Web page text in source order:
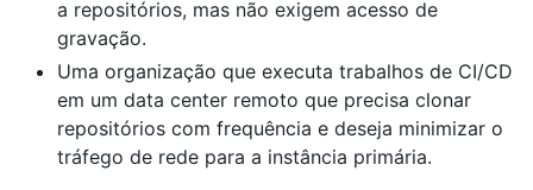
a repositórios, mas não exigem acesso de
gravação.
Uma organização que executa trabalhos de CI/CD
em um data center remoto que precisa clonar
repositórios com frequência e deseja minimizar o
tráfego de rede para a instância primária.